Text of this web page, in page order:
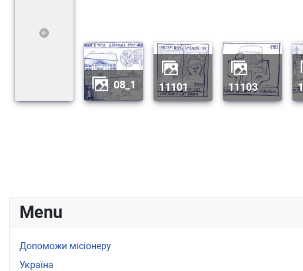
Menu
Допоможи місіонеру
Україна
08_1 11101 11103